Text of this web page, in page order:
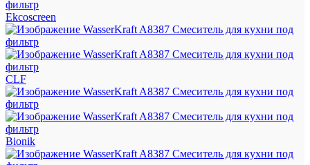
Ekcoscreen
CLF
Bionik